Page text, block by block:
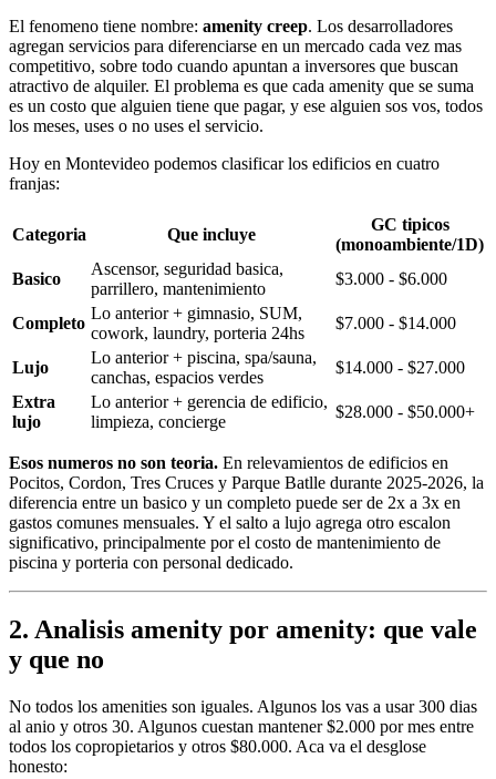
El fenomeno tiene nombre: amenity creep. Los desarrolladores
agregan servicios para diferenciarse en un mercado cada vez mas
competitivo, sobre todo cuando apuntan a inversores que buscan
atractivo de alquiler. El problema es que cada amenity que se suma
es un costo que alguien tiene que pagar, y ese alguien sos vos, todos
los meses, uses o no uses el servicio.
Hoy en Montevideo podemos clasificar los edificios en cuatro
franjas:
Categoria Que incluye
GC tipicos
(monoambiente/1D)
Basico
Ascensor, seguridad basica,
parrillero, mantenimiento
$3.000 - $6.000
Completo
Lo anterior + gimnasio, SUM,
cowork, laundry, porteria 24hs
$7.000 - $14.000
Lujo
Lo anterior + piscina, spa/sauna,
canchas, espacios verdes
$14.000 - $27.000
Extra
lujo
Lo anterior + gerencia de edificio,
limpieza, concierge
$28.000 - $50.000+
Esos numeros no son teoria. En relevamientos de edificios en
Pocitos, Cordon, Tres Cruces y Parque Batlle durante 2025-2026, la
diferencia entre un basico y un completo puede ser de 2x a 3x en
gastos comunes mensuales. Y el salto a lujo agrega otro escalon
significativo, principalmente por el costo de mantenimiento de
piscina y porteria con personal dedicado.
2. Analisis amenity por amenity: que vale
y que no
No todos los amenities son iguales. Algunos los vas a usar 300 dias
al anio y otros 30. Algunos cuestan mantener $2.000 por mes entre
todos los copropietarios y otros $80.000. Aca va el desglose
honesto: